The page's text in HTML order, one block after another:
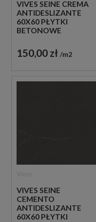
VIVES SEINE CREMA
ANTIDESLIZANTE
60X60 PŁYTKI
BETONOWE
150,00 zł m2
VIVES SEINE
CEMENTO
ANTIDESLIZANTE
60X60 PŁYTKI